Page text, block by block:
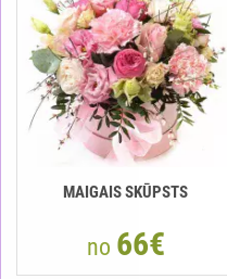
MAIGAIS SKŪPSTS
no 66€